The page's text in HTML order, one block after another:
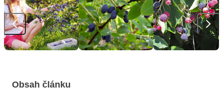
Obsah článku